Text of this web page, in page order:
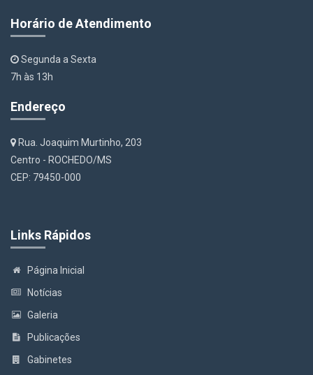
Horário de Atendimento
Segunda a Sexta
7h às 13h
Endereço
Rua. Joaquim Murtinho, 203
Centro - ROCHEDO/MS
CEP: 79450-000
Links Rápidos
Página Inicial
Notícias
Galeria
Publicações
Gabinetes